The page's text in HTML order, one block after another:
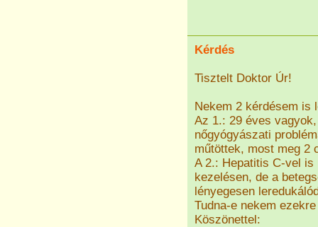
Kérdés
Tisztelt Doktor Úr!
Nekem 2 kérdésem is
Az 1.: 29 éves
nőgyógyászati
műtöttek, most meg 2
A 2.: Hepatitis C-vel
kezelésen, de a
lényegesen
Tudna-e nekem
Köszönettel: